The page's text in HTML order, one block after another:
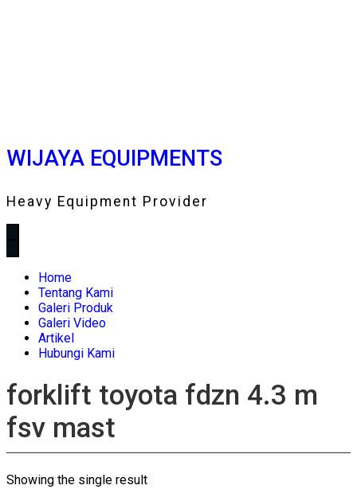
WIJAYA EQUIPMENTS
Heavy Equipment Provider
Home
Tentang Kami
Galeri Produk
Galeri Video
Artikel
Hubungi Kami
forklift toyota fdzn 4.3 m
fsv mast
Showing the single result